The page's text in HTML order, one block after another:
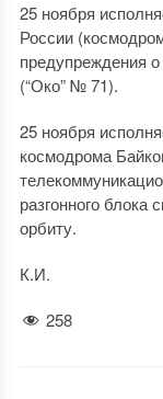
25 ноября
России
предупреждения
(“Око” № 71).
25 ноября
космодрома
разгонного
орбиту.
К.И.
258